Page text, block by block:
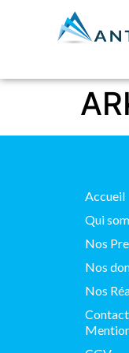
Accueil
Qui
Nos
Nos
Nos
Contact